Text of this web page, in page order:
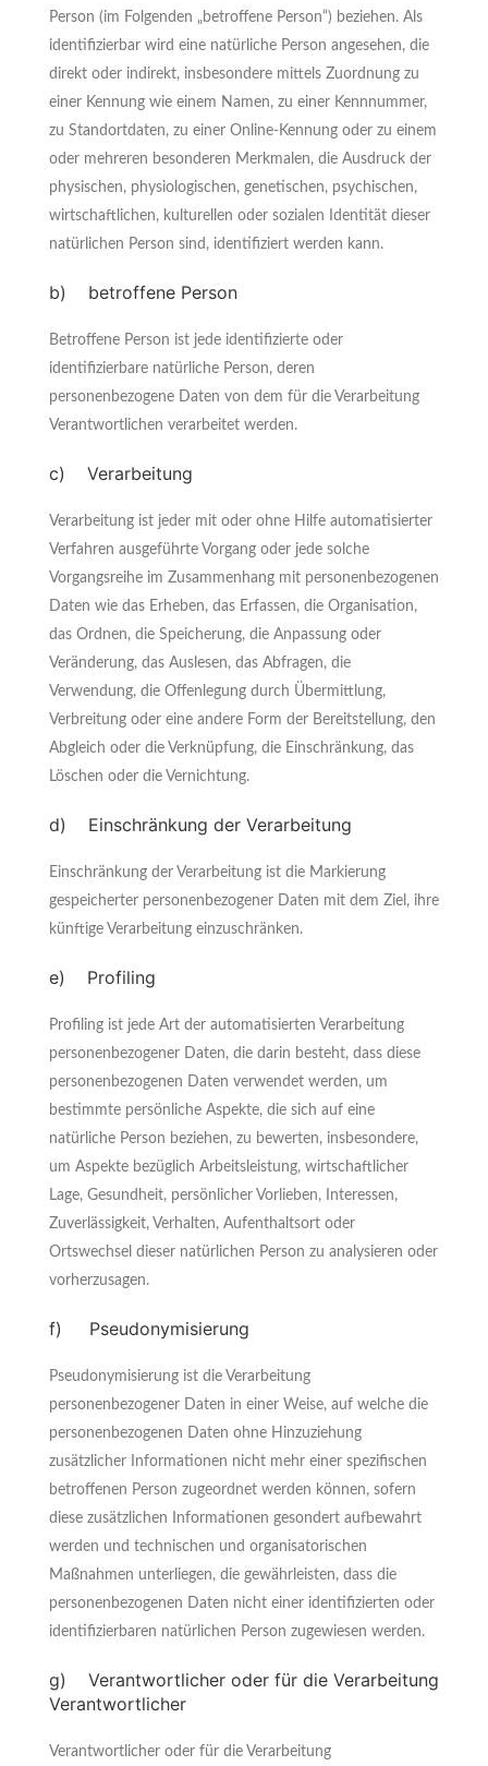
Person (im Folgenden „betroffene Person“) beziehen. Als
identifizierbar wird eine natürliche Person angesehen, die
direkt oder indirekt, insbesondere mittels Zuordnung zu
einer Kennung wie einem Namen, zu einer Kennnummer,
zu Standortdaten, zu einer Online-Kennung oder zu einem
oder mehreren besonderen Merkmalen, die Ausdruck der
physischen, physiologischen, genetischen, psychischen,
wirtschaftlichen, kulturellen oder sozialen Identität dieser
natürlichen Person sind, identifiziert werden kann.
b) betroffene Person
Betroffene Person ist jede identifizierte oder
identifizierbare natürliche Person, deren
personenbezogene Daten von dem für die Verarbeitung
Verantwortlichen verarbeitet werden.
c) Verarbeitung
Verarbeitung ist jeder mit oder ohne Hilfe automatisierter
Verfahren ausgeführte Vorgang oder jede solche
Vorgangsreihe im Zusammenhang mit personenbezogenen
Daten wie das Erheben, das Erfassen, die Organisation,
das Ordnen, die Speicherung, die Anpassung oder
Veränderung, das Auslesen, das Abfragen, die
Verwendung, die Offenlegung durch Übermittlung,
Verbreitung oder eine andere Form der Bereitstellung, den
Abgleich oder die Verknüpfung, die Einschränkung, das
Löschen oder die Vernichtung.
d) Einschränkung der Verarbeitung
Einschränkung der Verarbeitung ist die Markierung
gespeicherter personenbezogener Daten mit dem Ziel, ihre
künftige Verarbeitung einzuschränken.
e) Profiling
Profiling ist jede Art der automatisierten Verarbeitung
personenbezogener Daten, die darin besteht, dass diese
personenbezogenen Daten verwendet werden, um
bestimmte persönliche Aspekte, die sich auf eine
natürliche Person beziehen, zu bewerten, insbesondere,
um Aspekte bezüglich Arbeitsleistung, wirtschaftlicher
Lage, Gesundheit, persönlicher Vorlieben, Interessen,
Zuverlässigkeit, Verhalten, Aufenthaltsort oder
Ortswechsel dieser natürlichen Person zu analysieren oder
vorherzusagen.
f) Pseudonymisierung
Pseudonymisierung ist die Verarbeitung
personenbezogener Daten in einer Weise, auf welche die
personenbezogenen Daten ohne Hinzuziehung
zusätzlicher Informationen nicht mehr einer spezifischen
betroffenen Person zugeordnet werden können, sofern
diese zusätzlichen Informationen gesondert aufbewahrt
werden und technischen und organisatorischen
Maßnahmen unterliegen, die gewährleisten, dass die
personenbezogenen Daten nicht einer identifizierten oder
identifizierbaren natürlichen Person zugewiesen werden.
g) Verantwortlicher oder für die Verarbeitung
Verantwortlicher
Verantwortlicher oder für die Verarbeitung